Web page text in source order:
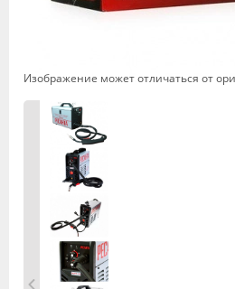
Изображение может отличаться от